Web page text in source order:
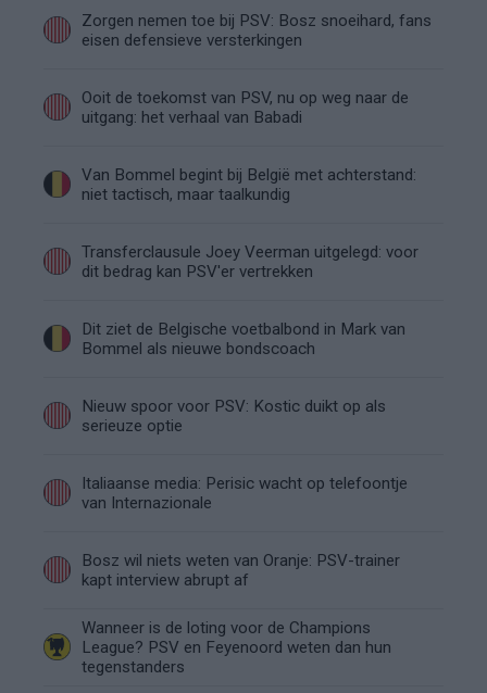
Zorgen nemen toe bij PSV: Bosz snoeihard, fans
eisen defensieve versterkingen
Ooit de toekomst van PSV, nu op weg naar de
uitgang: het verhaal van Babadi
Van Bommel begint bij België met achterstand:
niet tactisch, maar taalkundig
Transferclausule Joey Veerman uitgelegd: voor
dit bedrag kan PSV'er vertrekken
Dit ziet de Belgische voetbalbond in Mark van
Bommel als nieuwe bondscoach
Nieuw spoor voor PSV: Kostic duikt op als
serieuze optie
Italiaanse media: Perisic wacht op telefoontje
van Internazionale
Bosz wil niets weten van Oranje: PSV-trainer
kapt interview abrupt af
Wanneer is de loting voor de Champions
League? PSV en Feyenoord weten dan hun
tegenstanders